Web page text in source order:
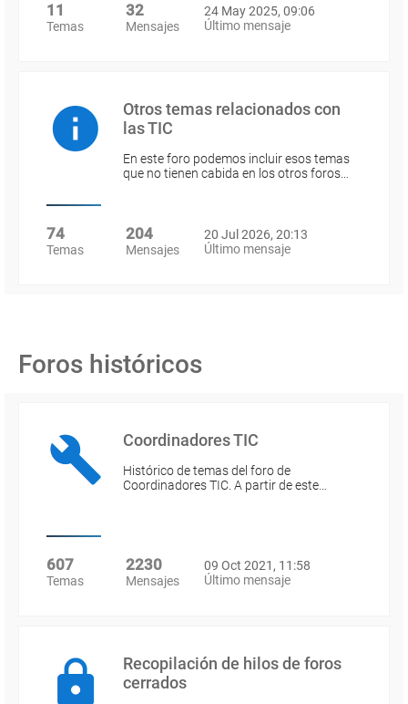
11
Temas
32
Mensajes
24 May 2025, 09:06
Último mensaje
Otros temas relacionados con
las TIC
En este foro podemos incluir esos temas
que no tienen cabida en los otros foros…
74
Temas
204
Mensajes
20 Jul 2026, 20:13
Último mensaje
Foros históricos
Coordinadores TIC
Histórico de temas del foro de
Coordinadores TIC. A partir de este…
607
Temas
2230
Mensajes
09 Oct 2021, 11:58
Último mensaje
Recopilación de hilos de foros
cerrados